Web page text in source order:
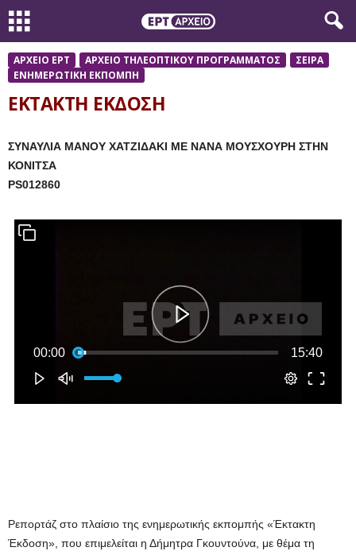
ΑΡΧΕΙΟ ΕΡΤ ΑΡΧΕΙΟ ΤΗΛΕΟΠΤΙΚΟΥ ΠΡΟΓΡΑΜΜΑΤΟΣ
ΣΕΙΡΑ
ΕΝΗΜΕΡΩΤΙΚΗ ΕΚΠΟΜΠΗ
ΕΚΤΑΚΤΗ ΕΚΔΟΣΗ
ΣΥΝΑΥΛΙΑ ΜΑΝΟΥ ΧΑΤΖΙΔΑΚΙ ΜΕ ΝΑΝΑ ΜΟΥΣΧΟΥΡΗ ΣΤΗΝ
ΚΟΝΙΤΣΑ
PS012860
Ρεπορτάζ στο πλαίσιο της ενημερωτικής εκπομπής «Έκτακτη
Έκδοση», που επιμελείται η Δήμητρα Γκουντούνα, με θέμα τη